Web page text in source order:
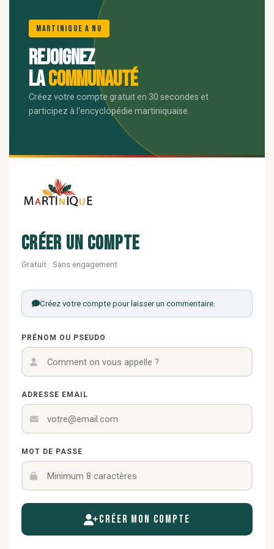
🌺
Martinique A Nu
Rejoignez
lacommunauté
Créez votre compte gratuit en 30 secondes et
participez à l'encyclopédie martiniquaise.
Créer un compte
Gratuit · Sans engagement
Créez votre compte pour laisser un commentaire.
PRÉNOM OU PSEUDO
ADRESSE EMAIL
MOT DE PASSE
Créer mon compte